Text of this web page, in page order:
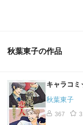
秋葉東子の作品
キャラコミ
秋葉東子
367